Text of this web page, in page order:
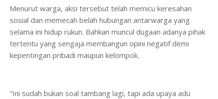
Menurut warga, aksi tersebut telah memicu keresahan
sosial dan memecah belah hubungan antarwarga yang
selama ini hidup rukun. Bahkan muncul dugaan adanya pihak
tertentu yang sengaja membangun opini negatif demi
kepentingan pribadi maupun kelompok.
“Ini sudah bukan soal tambang lagi, tapi ada upaya adu